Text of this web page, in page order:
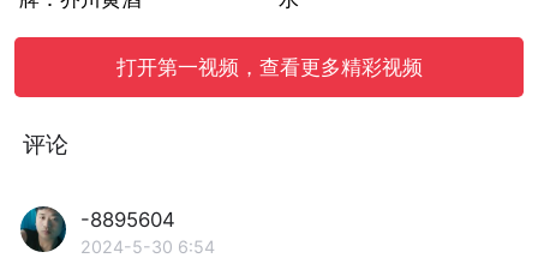
打开第一视频，查看更多精彩视频
评论
-8895604
2024-5-30 6:54